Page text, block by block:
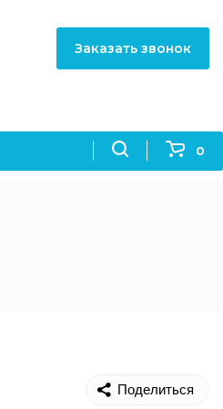
0
Заказать звонок
Поделиться